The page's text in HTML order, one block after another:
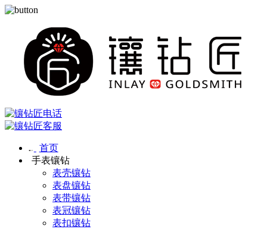
首页
手表镶钻
表壳镶钻
表盘镶钻
表带镶钻
表冠镶钻
表扣镶钻